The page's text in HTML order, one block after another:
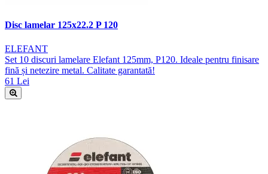
Disc lamelar 125x22.2 P 120
ELEFANT
Set 10 discuri lamelare Elefant 125mm, P120. Ideale pentru finisare
fină și netezire metal. Calitate garantată!
61 Lei